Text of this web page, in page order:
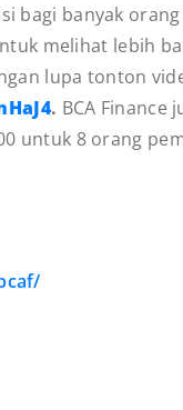
bagi banyak
melihat lebih
lupa tonton
. BCA
untuk 8 orang